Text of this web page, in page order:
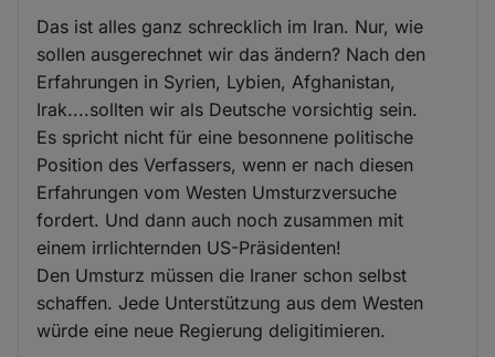
Das ist alles ganz schrecklich im Iran. Nur, wie
sollen ausgerechnet wir das ändern? Nach den
Erfahrungen in Syrien, Lybien, Afghanistan,
Irak....sollten wir als Deutsche vorsichtig sein.
Es spricht nicht für eine besonnene politische
Position des Verfassers, wenn er nach diesen
Erfahrungen vom Westen Umsturzversuche
fordert. Und dann auch noch zusammen mit
einem irrlichternden US-Präsidenten!
Den Umsturz müssen die Iraner schon selbst
schaffen. Jede Unterstützung aus dem Westen
würde eine neue Regierung deligitimieren.